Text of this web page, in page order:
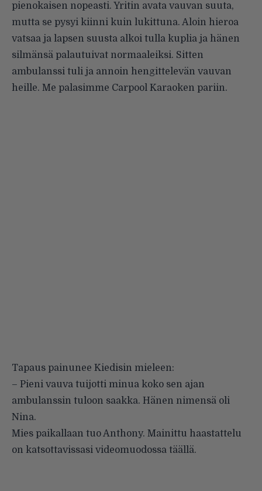
pienokaisen nopeasti. Yritin avata vauvan suuta,
mutta se pysyi kiinni kuin lukittuna. Aloin hieroa
vatsaa ja lapsen suusta alkoi tulla kuplia ja hänen
silmänsä palautuivat normaaleiksi. Sitten
ambulanssi tuli ja annoin hengittelevän vauvan
heille. Me palasimme Carpool Karaoken pariin.
Tapaus painunee Kiedisin mieleen:
– Pieni vauva tuijotti minua koko sen ajan
ambulanssin tuloon saakka. Hänen nimensä oli
Nina.
Mies paikallaan tuo Anthony. Mainittu haastattelu
on katsottavissasi videomuodossa täällä.